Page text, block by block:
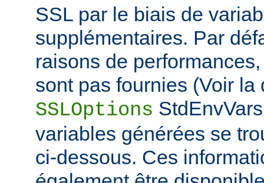
SSL par le biais de
supplémentaires. Par
raisons de
sont pas fournies (Voir la
SSLOptions
variables générées se
ci-dessous. Ces